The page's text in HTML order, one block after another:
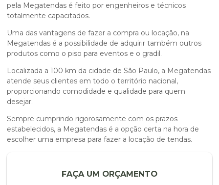
pela Megatendas é feito por engenheiros e técnicos
totalmente capacitados.
Uma das vantagens de fazer a compra ou locação, na
Megatendas é a possibilidade de adquirir também outros
produtos como o piso para eventos e o gradil.
Localizada a 100 km da cidade de São Paulo, a Megatendas
atende seus clientes em todo o território nacional,
proporcionando comodidade e qualidade para quem
desejar.
Sempre cumprindo rigorosamente com os prazos
estabelecidos, a Megatendas é a opção certa na hora de
escolher uma empresa para fazer a locação de tendas.
FAÇA UM ORÇAMENTO